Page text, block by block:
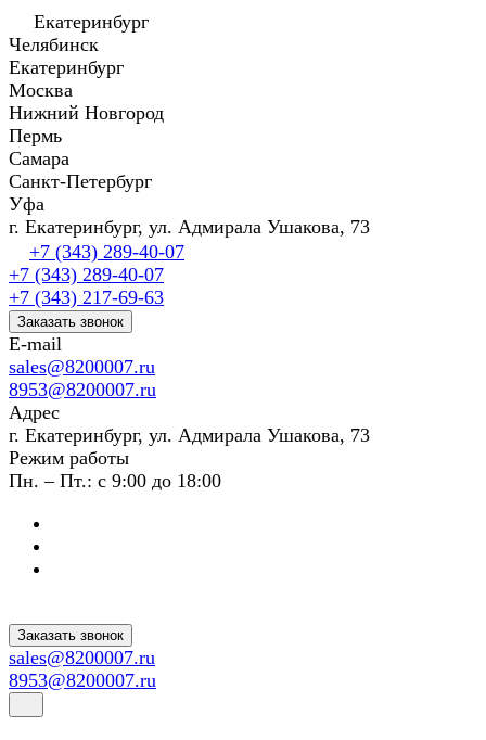
Екатеринбург
Челябинск
Екатеринбург
Москва
Нижний Новгород
Пермь
Самара
Санкт-Петербург
Уфа
г. Екатеринбург, ул. Адмирала Ушакова, 73
+7 (343) 289-40-07
+7 (343) 289-40-07
+7 (343) 217-69-63
Заказать звонок
E-mail
sales@8200007.ru
8953@8200007.ru
Адрес
г. Екатеринбург, ул. Адмирала Ушакова, 73
Режим работы
Пн. – Пт.: с 9:00 до 18:00
Заказать звонок
sales@8200007.ru
8953@8200007.ru